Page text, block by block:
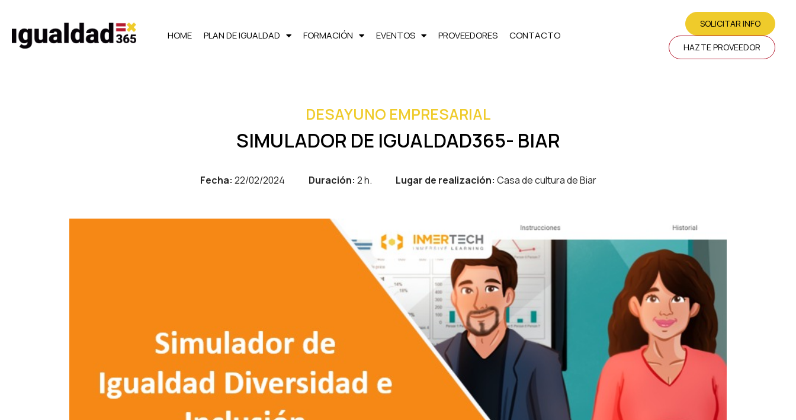
HOME PLAN DE IGUALDAD FORMACIÓN EVENTOS PROVEEDORES CONTACTO
SOLICITAR INFO
HAZTE PROVEEDOR
DESAYUNO EMPRESARIAL
SIMULADOR DE IGUALDAD365- BIAR
Fecha: 22/02/2024 Duración: 2 h. Lugar de realización: Casa de cultura de Biar